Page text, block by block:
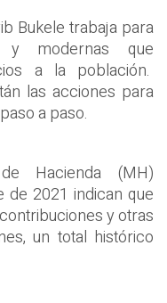
Bukele trabaja para
y modernas que
a la población.
las acciones para
a paso.
Hacienda (MH)
2021 indican que
y otras
un total histórico